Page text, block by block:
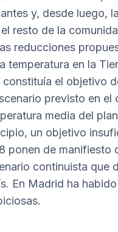
y, desde luego,
resto de la
reducciones
temperatura en la
constituía el objetivo
previsto en el
media del
un objetivo
ponen de manifiesto
continuista que
En Madrid ha